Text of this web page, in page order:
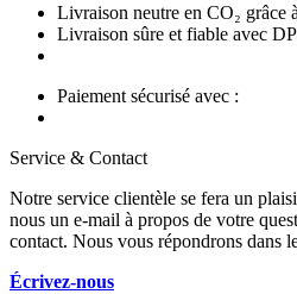
Livraison neutre en CO₂ grâce
Livraison sûre et fiable avec
Paiement sécurisé avec :
Service & Contact
Notre service clientèle se fera un
nous un e-mail à propos de votre
contact. Nous vous répondrons dans
Écrivez-nous